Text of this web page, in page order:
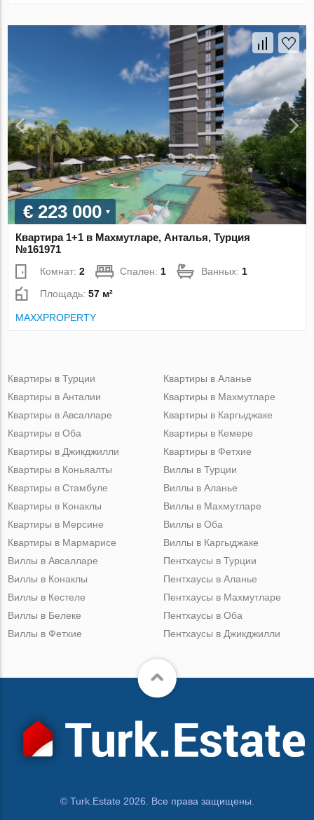
€ 223 000
Квартира 1+1 в Махмутларе, Анталья, Турция
№161971
Комнат:2 Спален: 1 Ванных: 1
Площадь:57 м²
MAXXPROPERTY
Квартиры в Турции
Квартиры в Анталии
Квартиры в Авсалларе
Квартиры в Оба
Квартиры в Джикджилли
Квартиры в Аланье
Квартиры в Махмутларе
Квартиры в Каргыджаке
Квартиры в Кемере
Квартиры в Фетхие
Квартиры в Коньяалты
Квартиры в Стамбуле
Квартиры в Конаклы
Квартиры в Мерсине
Квартиры в Мармарисе
Виллы в Турции
Виллы в Аланье
Виллы в Махмутларе
Виллы в Оба
Виллы в Каргыджаке
Виллы в Авсалларе
Виллы в Конаклы
Виллы в Кестеле
Виллы в Белеке
Виллы в Фетхие
Пентхаусы в Турции
Пентхаусы в Аланье
Пентхаусы в Махмутларе
Пентхаусы в Оба
Пентхаусы в Джикджилли
© Turk.Estate 2026. Все права защищены.